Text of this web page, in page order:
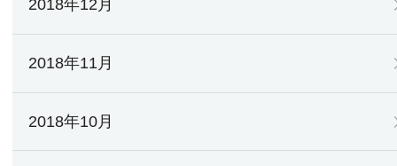
2018年12月
2018年11月
2018年10月